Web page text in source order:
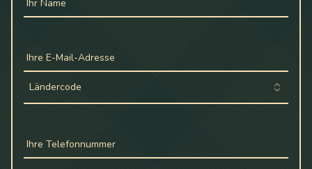
Ihr Name
Ihre E-Mail-Adresse
Ländercode
Ihre Telefonnummer